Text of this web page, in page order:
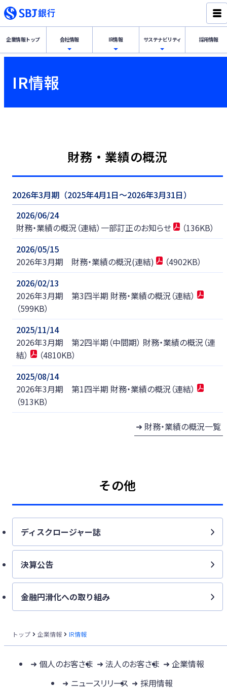
企業情報トップ 会社情報
内部管理体制
グループ会社
新韓金融グループ
IR情報
決算公告
サステナビリティ
サステナビリテ
「デコ活」宣言
採用情報
IR情報
財務・業績の概況
2026年3月期（2025年4月1日～2026年3月31日）
2026/06/24
財務・業績の概況（連結）一部訂正のお知らせ
（136KB）
2026/05/15
2026年3月期 財務・業績の概況(連結)
（4902KB）
2026/02/13
2026年3月期 第3四半期 財務・業績の概況（連結）
（599KB）
2025/11/14
2026年3月期 第2四半期（中間期） 財務・業績の概況（連
結）
（4810KB）
2025/08/14
2026年3月期 第1四半期 財務・業績の概況（連結）
（913KB）
財務・業績の概況一覧
その他
ディスクロージャー誌
決算公告
金融円滑化への取り組み
トップ 企業情報 IR情報
個人のお客さま 法人のお客さま
企業情報
ニュースリリース
採用情報